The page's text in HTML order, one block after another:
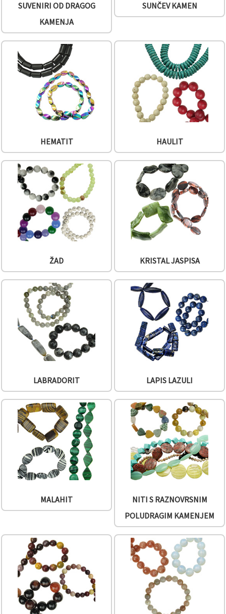
SUVENIRI OD DRAGOG
KAMENJA
SUNČEV KAMEN
HEMATIT HAULIT
ŽAD KRISTAL JASPISA
LABRADORIT LAPIS LAZULI
MALAHIT
NITI S RAZNOVRSNIM
POLUDRAGIM KAMENJEM